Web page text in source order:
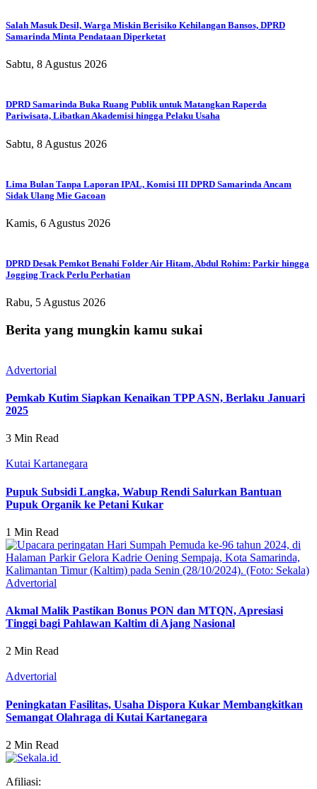
Salah Masuk Desil, Warga Miskin Berisiko Kehilangan Bansos, DPRD
Samarinda Minta Pendataan Diperketat
Sabtu, 8 Agustus 2026
DPRD Samarinda Buka Ruang Publik untuk Matangkan Raperda
Pariwisata, Libatkan Akademisi hingga Pelaku Usaha
Sabtu, 8 Agustus 2026
Lima Bulan Tanpa Laporan IPAL, Komisi III DPRD Samarinda Ancam
Sidak Ulang Mie Gacoan
Kamis, 6 Agustus 2026
DPRD Desak Pemkot Benahi Folder Air Hitam, Abdul Rohim: Parkir hingga
Jogging Track Perlu Perhatian
Rabu, 5 Agustus 2026
Berita yang mungkin kamu sukai
Advertorial
Pemkab Kutim Siapkan Kenaikan TPP ASN, Berlaku Januari
2025
3 Min Read
Kutai Kartanegara
Pupuk Subsidi Langka, Wabup Rendi Salurkan Bantuan
Pupuk Organik ke Petani Kukar
1 Min Read
Advertorial
Akmal Malik Pastikan Bonus PON dan MTQN, Apresiasi
Tinggi bagi Pahlawan Kaltim di Ajang Nasional
2 Min Read
Advertorial
Peningkatan Fasilitas, Usaha Dispora Kukar Membangkitkan
Semangat Olahraga di Kutai Kartanegara
2 Min Read
Afiliasi: